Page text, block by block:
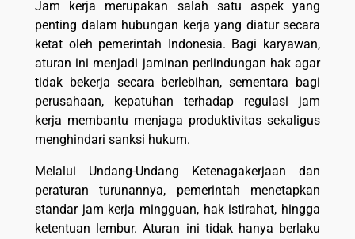
Jam kerja merupakan salah satu aspek yang
penting dalam hubungan kerja yang diatur secara
ketat oleh pemerintah Indonesia. Bagi karyawan,
aturan ini menjadi jaminan perlindungan hak agar
tidak bekerja secara berlebihan, sementara bagi
perusahaan, kepatuhan terhadap regulasi jam
kerja membantu menjaga produktivitas sekaligus
menghindari sanksi hukum.
Melalui Undang-Undang Ketenagakerjaan dan
peraturan turunannya, pemerintah menetapkan
standar jam kerja mingguan, hak istirahat, hingga
ketentuan lembur. Aturan ini tidak hanya berlaku